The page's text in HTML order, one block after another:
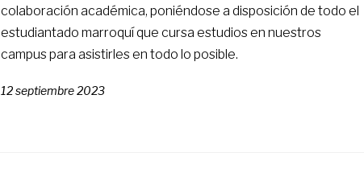
colaboración académica, poniéndose a disposición de todo el
estudiantado marroquí que cursa estudios en nuestros
campus para asistirles en todo lo posible.
12 septiembre 2023